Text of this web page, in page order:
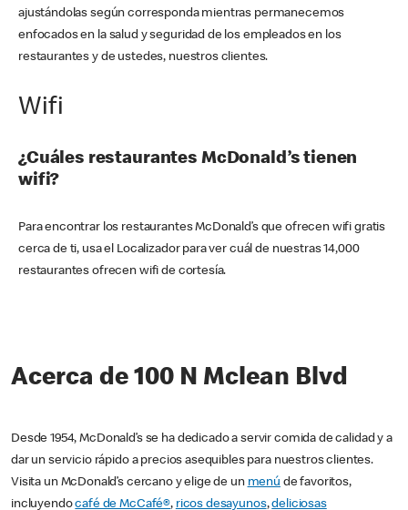
ajustándolas según corresponda mientras permanecemos
enfocados en la salud y seguridad de los empleados en los
restaurantes y de ustedes, nuestros clientes.
Wifi
¿Cuáles restaurantes McDonald’s tienen
wifi?
Para encontrar los restaurantes McDonald’s que ofrecen wifi gratis
cerca de ti, usa el Localizador para ver cuál de nuestras 14,000
restaurantes ofrecen wifi de cortesía.
Acerca de 100 N Mclean Blvd
Desde 1954, McDonald’s se ha dedicado a servir comida de calidad y a
dar un servicio rápido a precios asequibles para nuestros clientes.
Visita un McDonald’s cercano y elige de un menú de favoritos,
incluyendocafé de McCafé®, ricos desayunos,deliciosas